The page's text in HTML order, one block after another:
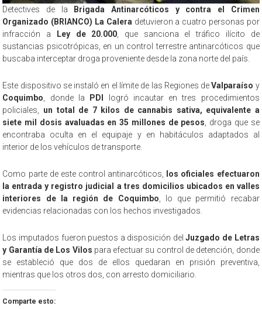
Detectives de la
Brigada Antinarcóticos y contra el Crimen
Organizado (BRIANCO) La Caleradetuvieron a cuatro personas por
infracción a
Ley de 20.000, que sanciona el tráfico ilícito de
sustancias psicotrópicas, en un control terrestre antinarcóticos que
buscaba interceptar droga proveniente desde la zona norte del país.
Este dispositivo se instaló en el límite de las Regiones deValparaíso y
Coquimbo, donde la PDI
logró incautar en tres procedimientos
policiales, un total de 7 kilos de cannabis sativa, equivalente a
siete mil dosis avaluadas en 35 millones de pesos, droga que se
encontraba oculta en el equipaje y en habitáculos adaptados al
interior de los vehículos de transporte.
Como parte de este control antinarcóticos,
los oficiales efectuaron
la entrada y registro judicial a tres domicilios ubicados en valles
interiores de la región de Coquimbo, lo que permitió recabar
evidencias relacionadas con los hechos investigados.
Los imputados fueron puestos a disposición delJuzgado de Letras
y Garantía de Los Vilos para efectuar su control de detención, donde
se estableció que dos de ellos quedaran en prisión preventiva,
mientras que los otros dos, con arresto domiciliario.
Comparte esto: